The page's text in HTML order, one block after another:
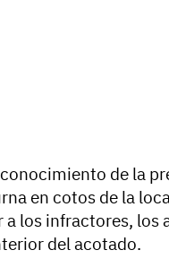
de la
en cotos de la
los infractores, los
del acotado.